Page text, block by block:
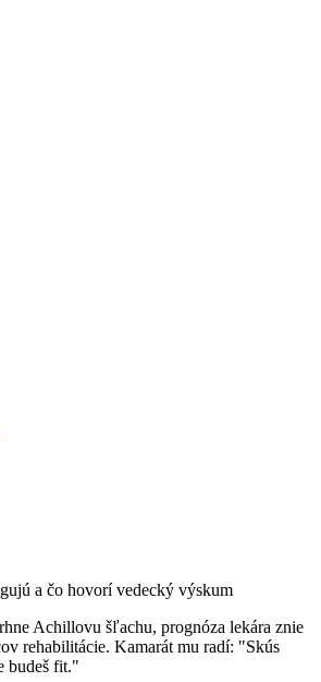
a čo hovorí vedecký výskum
Achillovu šľachu, prognóza lekára znie
rehabilitácie. Kamarát mu radí: "Skús
budeš fit."